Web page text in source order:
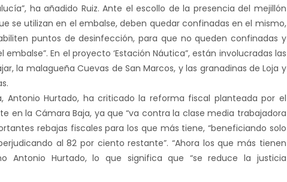
ha añadido Ruiz. Ante el escollo de la presencia del mejillón
se utilizan en el embalse, deben quedar confinadas en el mismo,
puntos de desinfección, para que no queden confinadas y
En el proyecto ‘Estación Náutica”, están involucradas las
la malagueña Cuevas de San Marcos, y las granadinas de Loja y
Antonio Hurtado, ha criticado la reforma fiscal planteada por el
enla Cámara Baja, ya que “va contra la clase media trabajadora
rebajas fiscales para los que más tiene, “beneficiando solo
al 82 por ciento restante”. “Ahora los que más tienen
Antonio Hurtado, lo que significa que “se reduce la justicia